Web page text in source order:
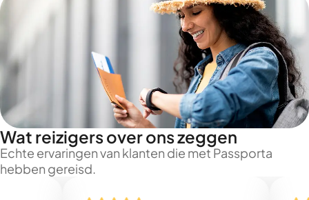
Wat reizigers over ons zeggen
Echte ervaringen van klanten die met Passporta
hebben gereisd.